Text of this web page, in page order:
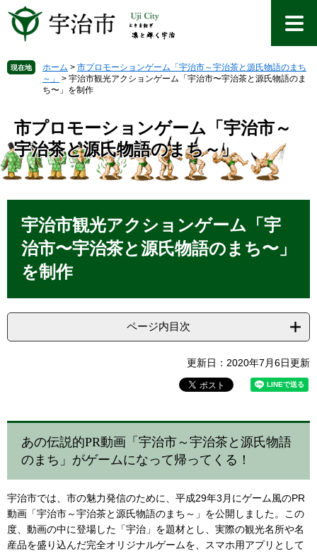
先を
本
文
へ
現在地 ホーム > 市プロモーションゲーム「宇治市～宇治茶と源氏物語のまち
～」
> 宇治市観光アクションゲーム「宇治市〜宇治茶と源氏物語のま
ち〜」を制作
市プロモーションゲーム「宇治市～
宇治茶と源氏物語のまち～」
宇治市観光アクションゲーム「宇
治市〜宇治茶と源氏物語のまち〜」
を制作
ページ内目次
更新日：2020年7月6日更新
あの伝説的PR動画「宇治市～宇治茶と源氏物語
のまち」がゲームになって帰ってくる！
宇治市では、市の魅力発信のために、平成29年3月にゲーム風のPR
動画「宇治市～宇治茶と源氏物語のまち～」を公開しました。この
度、動画の中に登場した「宇治」を題材とし、実際の観光名所や名
産品を盛り込んだ完全オリジナルゲームを、スマホ用アプリとして